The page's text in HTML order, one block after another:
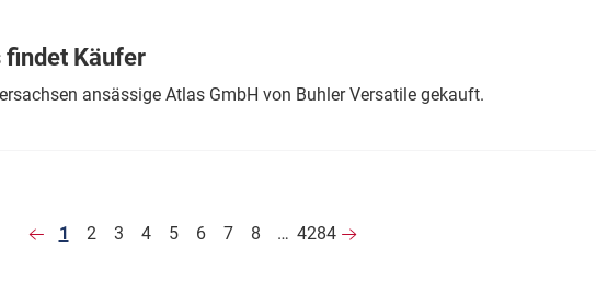
Käufer
ansässige Atlas GmbH von Buhler Versatile gekauft.
1 2 3 4 5 6 7 8 … 4284